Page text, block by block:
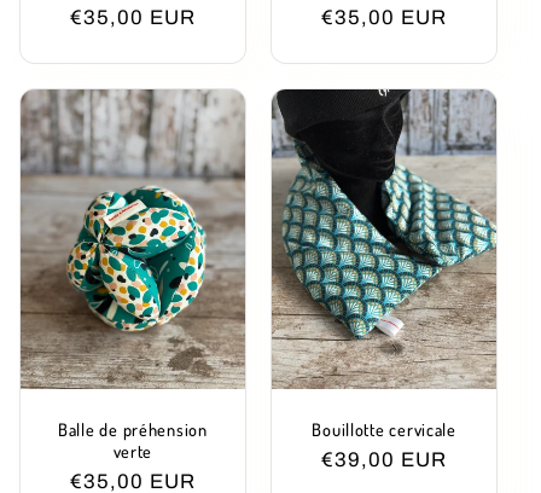
Prix
€35,00 EUR
Prix
€35,00 EUR
Balle de préhension
verte
Prix
€35,00 EUR
Bouillotte cervicale
Prix
€39,00 EUR